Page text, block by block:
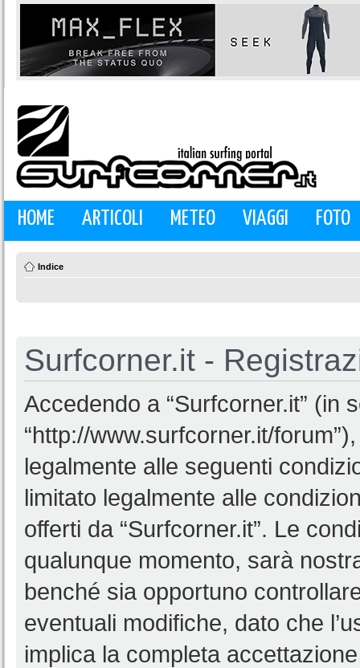
HOME ARTICOLI METEO VIAGGI FOTO
Indice
Surfcorner.it -
Accedendo a “Surfcorner.it” (in
“http://www.surfcorner.it/
legalmente alle seguenti
limitato legalmente alle
offerti da “Surfcorner.it”. Le
qualunque momento, sarà
benché sia opportuno
eventuali modifiche, dato che
implica la completa